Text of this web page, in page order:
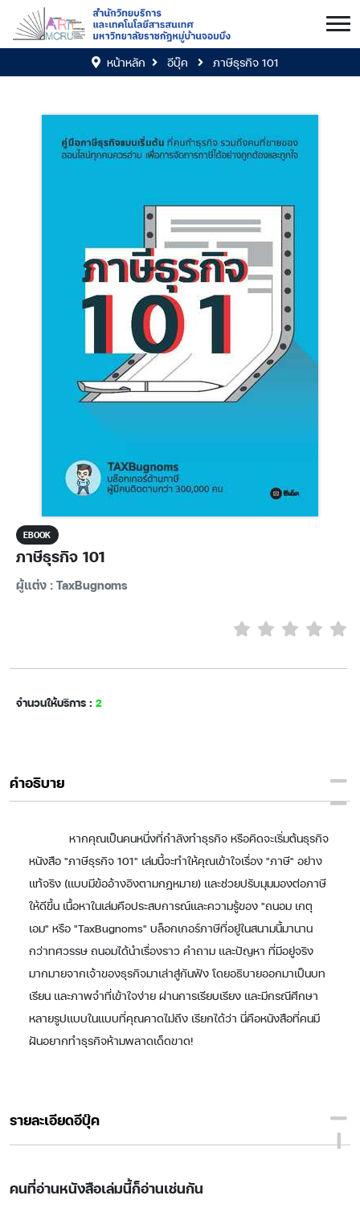
หน้าหลัก อีบุ๊ค ภาษีธุรกิจ 101
EBOOK
ภาษีธุรกิจ 101
ผู้แต่ง : TaxBugnoms
จำนวนให้บริการ : 2
คำอธิบาย
หากคุณเป็นคนหนึ่งที่กำลังทำธุรกิจ หรือคิดจะเริ่มต้นธุรกิจ
หนังสือ "ภาษีธุรกิจ 101" เล่มนี้จะทำให้คุณเข้าใจเรื่อง "ภาษี" อย่าง
แท้จริง (แบบมีข้ออ้างอิงตามกฎหมาย) และช่วยปรับมุมมองต่อภาษี
ให้ดีขึ้น เนื้อหาในเล่มคือประสบการณ์และความรู้ของ "ถนอม เกตุ
เอม" หรือ "TaxBugnoms" บล็อกเกอร์ภาษีที่อยู่ในสนามนี้มานาน
กว่าทศวรรษ ถนอมได้นำเรื่องราว คำถาม และปัญหา ที่มีอยู่จริง
มากมายจากเจ้าของธุรกิจมาเล่าสู่กันฟัง โดยอธิบายออกมาเป็นบท
เรียน และภาพจำที่เข้าใจง่าย ผ่านการเรียบเรียง และมีกรณีศึกษา
หลายรูปแบบในแบบที่คุณคาดไม่ถึง เรียกได้ว่า นี่คือหนังสือที่คนมี
ฝันอยากทำธุรกิจห้ามพลาดเด็ดขาด!
รายละเอียดอีบุ๊ค
คนที่อ่านหนังสือเล่มนี้ก็อ่านเช่นกัน